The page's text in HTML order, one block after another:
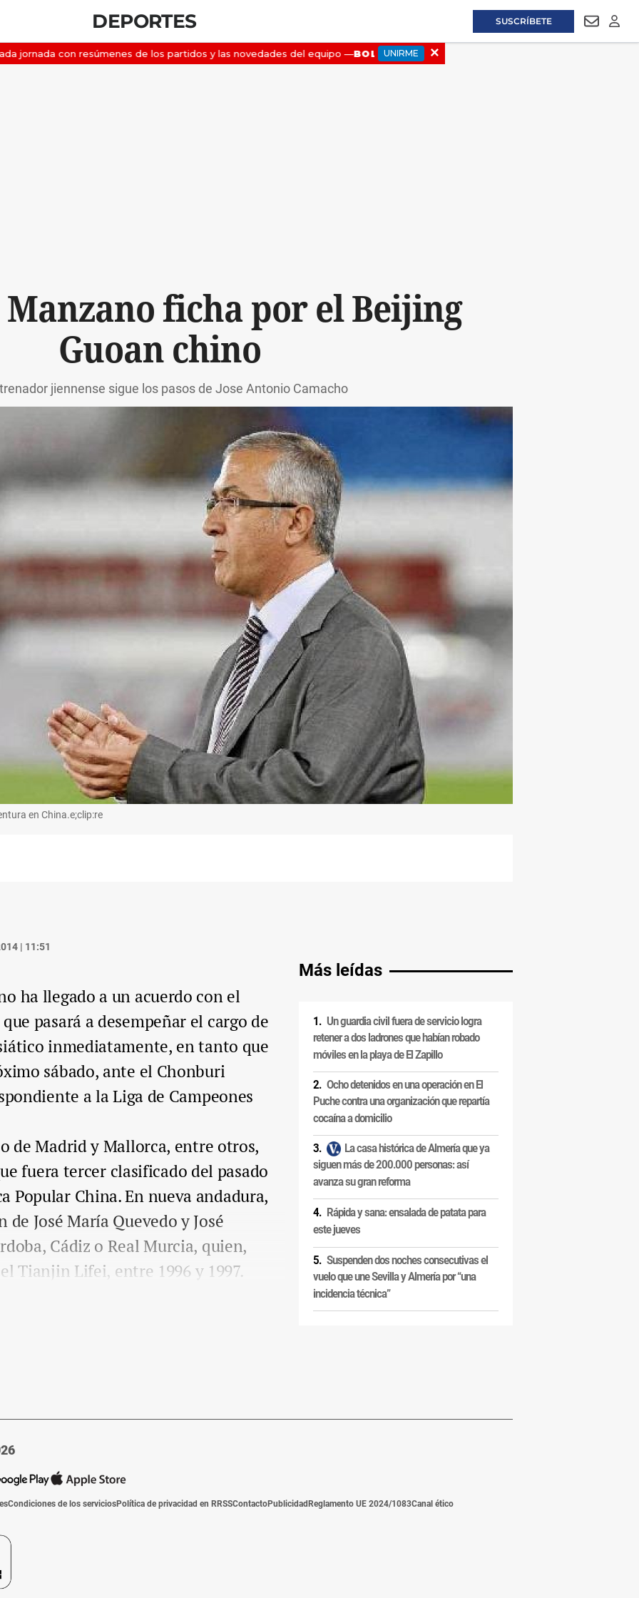
SUSCRÍBETE
DEPORTES
ficha por el Beijing
Guoan chino
jiennense sigue los pasos de Jose Antonio Camacho
en China.e;clip:re
| 11:51
ha llegado a un acuerdo con el
pasará a desempeñar el cargo de
inmediatamente, en tanto que
sábado, ante el Chonburi
a la Liga de Campeones
de Madrid y Mallorca, entre otros,
fuera tercer clasificado del pasado
Popular China. En nueva andadura,
José María Quevedo y José
Cádiz o Real Murcia, quien,
Tianjin Lifei, entre 1996 y 1997.
Más leídas
Un guardia civil fuera de servicio logra
retener a dos ladrones que habían robado
móviles en la playa de El Zapillo
Ocho detenidos en una operación en El
Puche contra una organización que repartía
cocaína a domicilio
La casa histórica de Almería que ya
siguen más de 200.000 personas: así
avanza su gran reforma
Rápida y sana: ensalada de patata para
este jueves
Suspenden dos noches consecutivas el
vuelo que une Sevilla y Almería por “una
incidencia técnica”
Condiciones de los serviciosPolítica de privacidad en RRSSContactoPublicidadReglamento UE 2024/1083Canal ético